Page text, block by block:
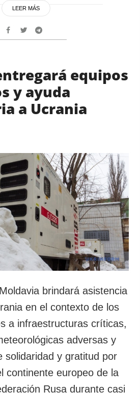
LEER MÁS
equipos
y ayuda
a Ucrania
brindará asistencia
en el contexto de los
a infraestructuras críticas,
adversas y
solidaridad y gratitud por
continente europeo de la
Rusa durante casi